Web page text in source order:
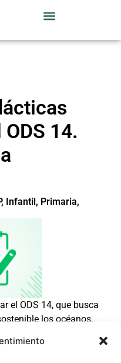
14.
, Infantil, Primaria,
el ODS 14, que busca
los océanos,
actividades
de edad (de 3 a 18